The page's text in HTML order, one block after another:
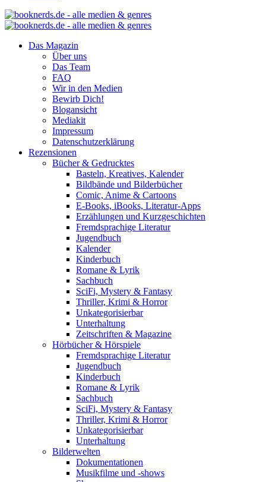
Das Magazin
Über uns
Das Team
FAQ
Wir in den Medien
Bewirb Dich!
Blogansicht
Mediakit
Impressum
Datenschutzerklärung
Rezensionen
Bücher & Gedrucktes
Basteln, Kreatives, Kalender
Bildbände und Bilderbücher
Comic, Anime & Cartoons
E-Books, iBooks, Literatur-Apps
Erzählungen und Kurzgeschichten
Fremdsprachige Literatur
Jugendbuch
Kalender
Kinderbuch
Romane & Lyrik
Sachbuch
SciFi, Mystery & Fantasy
Thriller, Krimi & Horror
Unkategorisierbar
Unterhaltung
Zeitschriften & Magazine
Hörbücher & Hörspiele
Fremdsprachige Literatur
Jugendbuch
Kinderbuch
Romane & Lyrik
Sachbuch
SciFi, Mystery & Fantasy
Thriller, Krimi & Horror
Unkategorisierbar
Unterhaltung
Bilderwelten
Dokumentationen
Musikfilme und -shows